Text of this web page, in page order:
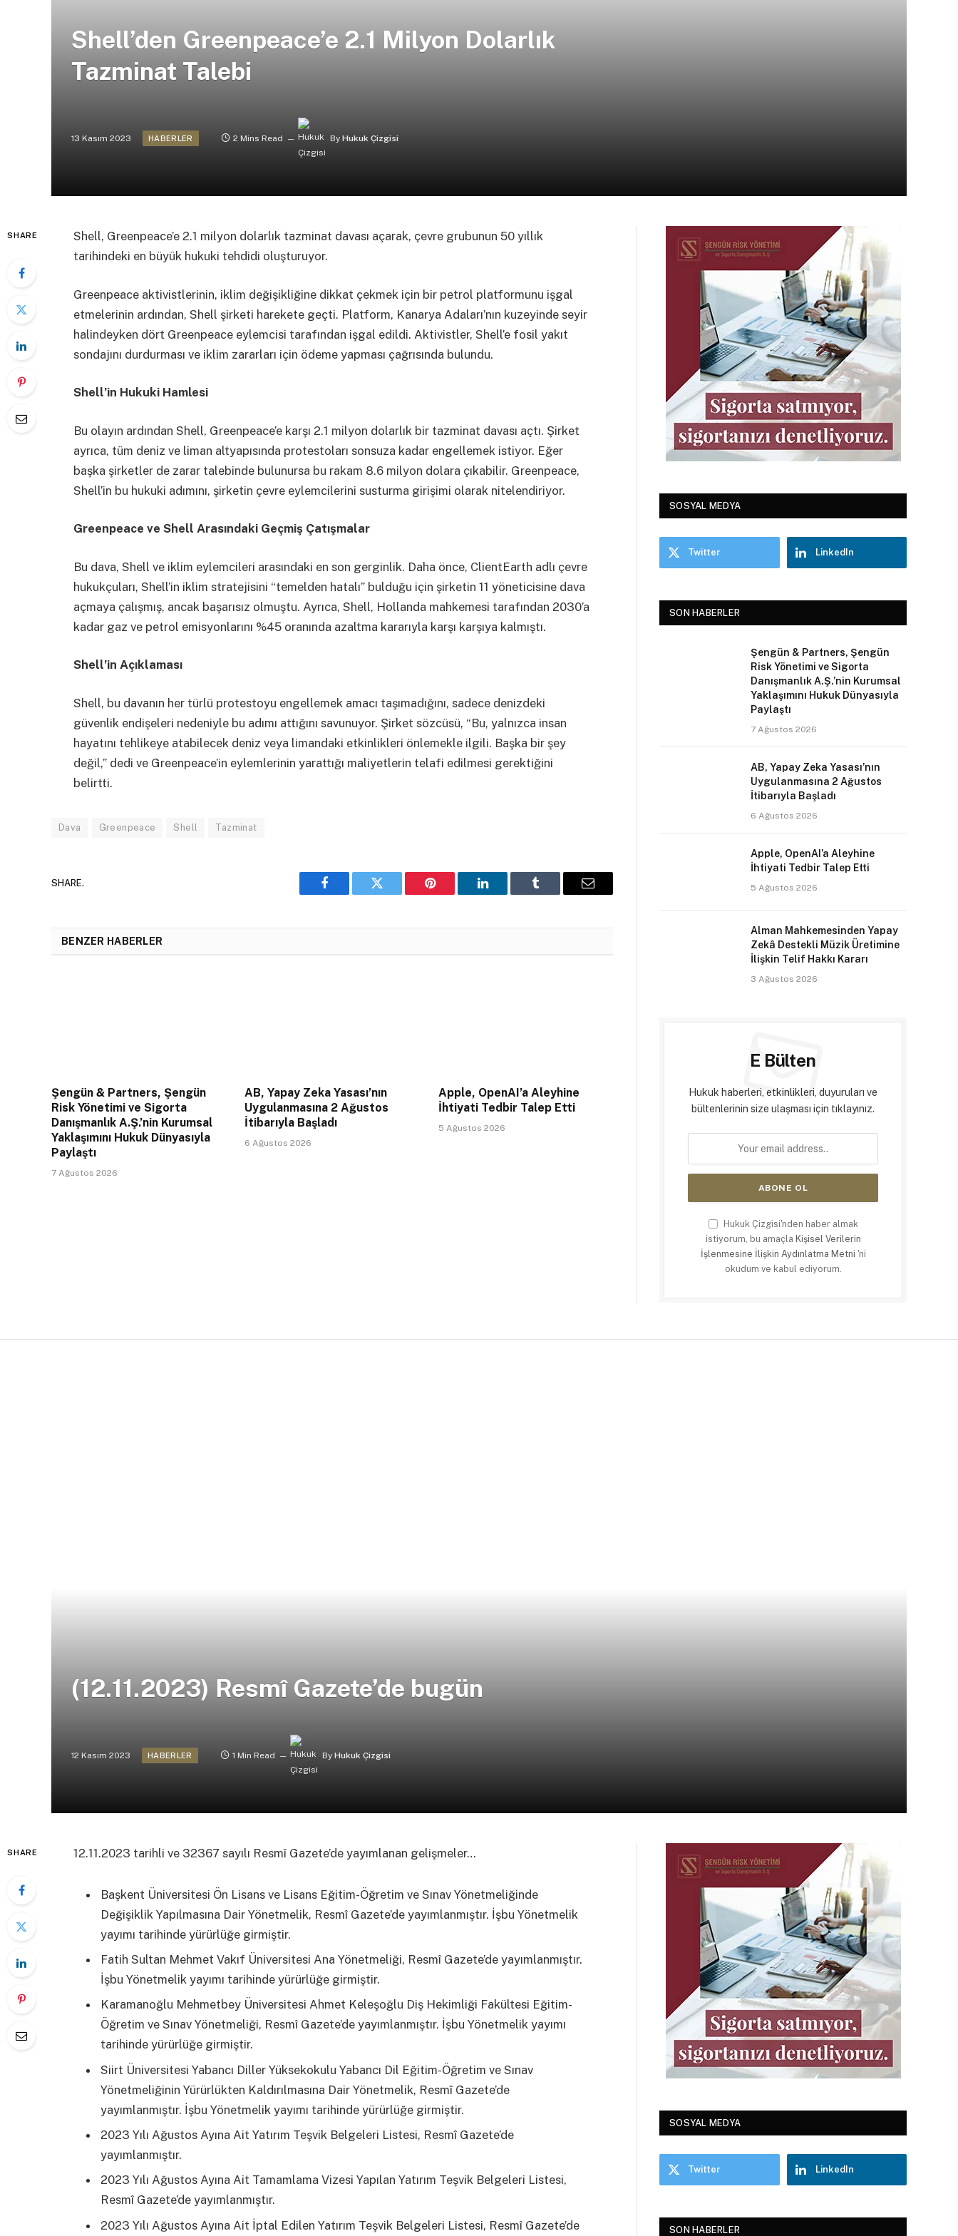
Shell’den Greenpeace’e 2.1 Milyon Dolarlık
Tazminat Talebi
13 Kasım 2023 HABERLER 2 Mins Read By Hukuk Çizgisi
SHARE
Shell, Greenpeace’e 2.1 milyon dolarlık tazminat davası açarak, çevre grubunun 50 yıllık
tarihindeki en büyük hukuki tehdidi oluşturuyor.
Greenpeace aktivistlerinin, iklim değişikliğine dikkat çekmek için bir petrol platformunu işgal
etmelerinin ardından, Shell şirketi harekete geçti. Platform, Kanarya Adaları’nın kuzeyinde seyir
halindeyken dört Greenpeace eylemcisi tarafından işgal edildi. Aktivistler, Shell’e fosil yakıt
sondajını durdurması ve iklim zararları için ödeme yapması çağrısında bulundu.
Shell’in Hukuki Hamlesi
Bu olayın ardından Shell, Greenpeace’e karşı 2.1 milyon dolarlık bir tazminat davası açtı. Şirket
ayrıca, tüm deniz ve liman altyapısında protestoları sonsuza kadar engellemek istiyor. Eğer
başka şirketler de zarar talebinde bulunursa bu rakam 8.6 milyon dolara çıkabilir. Greenpeace,
Shell’in bu hukuki adımını, şirketin çevre eylemcilerini susturma girişimi olarak nitelendiriyor.
Greenpeace ve Shell Arasındaki Geçmiş Çatışmalar
Bu dava, Shell ve iklim eylemcileri arasındaki en son gerginlik. Daha önce, ClientEarth adlı çevre
hukukçuları, Shell’in iklim stratejisini “temelden hatalı” bulduğu için şirketin 11 yöneticisine dava
açmaya çalışmış, ancak başarısız olmuştu. Ayrıca, Shell, Hollanda mahkemesi tarafından 2030’a
kadar gaz ve petrol emisyonlarını %45 oranında azaltma kararıyla karşı karşıya kalmıştı.
Shell’in Açıklaması
Shell, bu davanın her türlü protestoyu engellemek amacı taşımadığını, sadece denizdeki
güvenlik endişeleri nedeniyle bu adımı attığını savunuyor. Şirket sözcüsü, “Bu, yalnızca insan
hayatını tehlikeye atabilecek deniz veya limandaki etkinlikleri önlemekle ilgili. Başka bir şey
değil,” dedi ve Greenpeace’in eylemlerinin yarattığı maliyetlerin telafi edilmesi gerektiğini
belirtti.
Dava Greenpeace Shell Tazminat
SHARE.
Facebook Twitter Pinterest LinkedIn Tumblr Email
BENZER HABERLER
Şengün & Partners, Şengün
Risk Yönetimi ve Sigorta
Danışmanlık A.Ş.’nin Kurumsal
Yaklaşımını Hukuk Dünyasıyla
Paylaştı
7 Ağustos 2026
AB, Yapay Zeka Yasası’nın
Uygulanmasına 2 Ağustos
İtibarıyla Başladı
6 Ağustos 2026
Apple, OpenAI’a Aleyhine
İhtiyati Tedbir Talep Etti
5 Ağustos 2026
SOSYAL MEDYA
Twitter LinkedIn
SON HABERLER
Şengün & Partners, Şengün
Risk Yönetimi ve Sigorta
Danışmanlık A.Ş.’nin Kurumsal
Yaklaşımını Hukuk Dünyasıyla
Paylaştı
7 Ağustos 2026
AB, Yapay Zeka Yasası’nın
Uygulanmasına 2 Ağustos
İtibarıyla Başladı
6 Ağustos 2026
Apple, OpenAI’a Aleyhine
İhtiyati Tedbir Talep Etti
5 Ağustos 2026
Alman Mahkemesinden Yapay
Zekâ Destekli Müzik Üretimine
İlişkin Telif Hakkı Kararı
3 Ağustos 2026
E Bülten
Hukuk haberleri, etkinlikleri, duyuruları ve
bültenlerinin size ulaşması için tıklayınız.
Hukuk Çizgisi'nden haber almak
istiyorum, bu amaçla Kişisel Verilerin
İşlenmesine İlişkin Aydınlatma Metni 'ni
okudum ve kabul ediyorum.
(12.11.2023) Resmî Gazete’de bugün
12 Kasım 2023 HABERLER 1 Min Read By Hukuk Çizgisi
SHARE 12.11.2023 tarihli ve 32367 sayılı Resmî Gazete’de yayımlanan gelişmeler…
Başkent Üniversitesi Ön Lisans ve Lisans Eğitim-Öğretim ve Sınav Yönetmeliğinde
Değişiklik Yapılmasına Dair Yönetmelik, Resmî Gazete’de yayımlanmıştır. İşbu Yönetmelik
yayımı tarihinde yürürlüğe girmiştir.
Fatih Sultan Mehmet Vakıf Üniversitesi Ana Yönetmeliği, Resmî Gazete’de yayımlanmıştır.
İşbu Yönetmelik yayımı tarihinde yürürlüğe girmiştir.
Karamanoğlu Mehmetbey Üniversitesi Ahmet Keleşoğlu Diş Hekimliği Fakültesi Eğitim-
Öğretim ve Sınav Yönetmeliği, Resmî Gazete’de yayımlanmıştır. İşbu Yönetmelik yayımı
tarihinde yürürlüğe girmiştir.
Siirt Üniversitesi Yabancı Diller Yüksekokulu Yabancı Dil Eğitim-Öğretim ve Sınav
Yönetmeliğinin Yürürlükten Kaldırılmasına Dair Yönetmelik, Resmî Gazete’de
yayımlanmıştır. İşbu Yönetmelik yayımı tarihinde yürürlüğe girmiştir.
2023 Yılı Ağustos Ayına Ait Yatırım Teşvik Belgeleri Listesi, Resmî Gazete’de
yayımlanmıştır.
2023 Yılı Ağustos Ayına Ait Tamamlama Vizesi Yapılan Yatırım Teşvik Belgeleri Listesi,
Resmî Gazete’de yayımlanmıştır.
2023 Yılı Ağustos Ayına Ait İptal Edilen Yatırım Teşvik Belgeleri Listesi, Resmî Gazete’de
SOSYAL MEDYA
Twitter LinkedIn
SON HABERLER